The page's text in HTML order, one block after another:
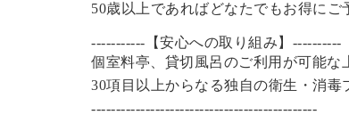
50歳以上であればどなたでもお得にご
-----------【安心への取り組み】----------
個室料亭、貸切風呂のご利用が可能な
30項目以上からなる独自の衛生・消
----------------------------------------------